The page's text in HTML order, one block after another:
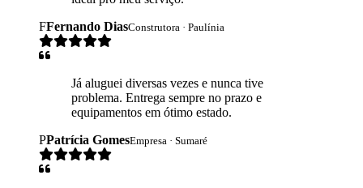
FFernando DiasConstrutora · Paulínia
Já aluguei diversas vezes e nunca tive
problema. Entrega sempre no prazo e
equipamentos em ótimo estado.
PPatrícia GomesEmpresa · Sumaré